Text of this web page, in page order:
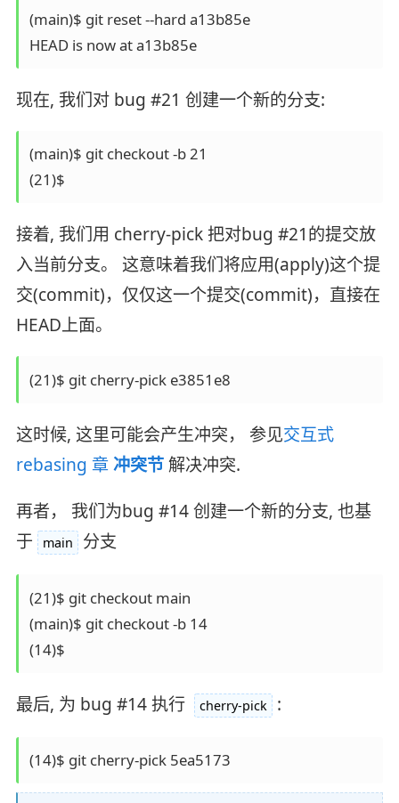
(main)$ git reset --hard a13b85e
HEAD is now at a13b85e
现在, 我们对 bug #21 创建一个新的分支:
(main)$ git checkout -b 21
接着, 我们用 cherry-pick 把对bug #21的提交放
入当前分支。 这意味着我们将应用(apply)这个提
交(commit)，仅仅这一个提交(commit)，直接在
HEAD上面。
这时候, 这里可能会产生冲突， 参见交互式
rebasing 章冲突节解决冲突.
再者， 我们为bug #14 创建一个新的分支, 也基
于
main 分支
(21)$ git checkout main
(main)$ git checkout -b 14
最后, 为 bug #14 执行 cherry-pick :